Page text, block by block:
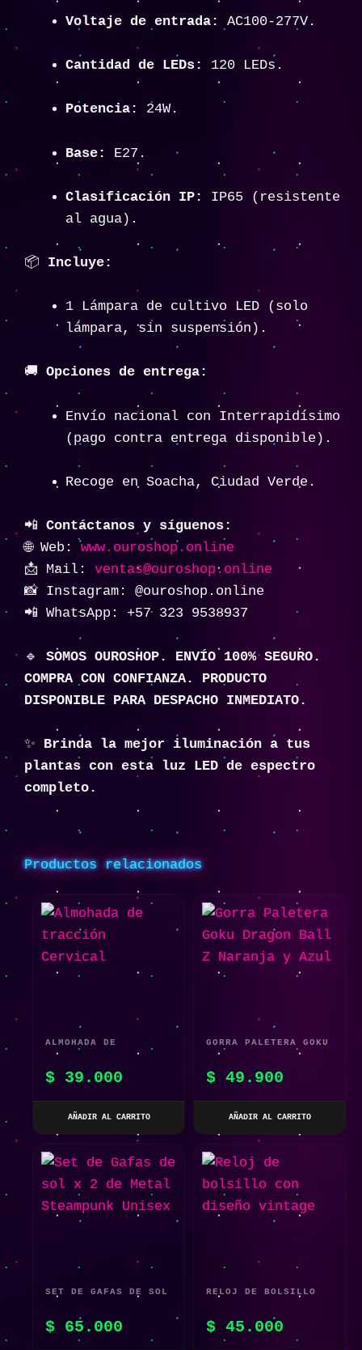
Voltaje de entrada: AC100-277V.
Cantidad de LEDs: 120 LEDs.
Potencia: 24W.
Base: E27.
Clasificación IP:
IP65 (resistente
al agua).
📦 Incluye:
1 Lámpara de cultivo LED (solo
lámpara, sin suspensión).
🚚 Opciones de entrega:
Envío nacional con Interrapidísimo
(pago contra entrega disponible).
Recoge en Soacha, Ciudad Verde.
📲 Contáctanos y síguenos:
🌐 Web:www.ouroshop.online
📩 Mail: ventas@ouroshop.online
📸 Instagram: @ouroshop.online
📲 WhatsApp: +57 323 9538937
🔹 SOMOS OUROSHOP. ENVÍO 100% SEGURO.
COMPRA CON CONFIANZA. PRODUCTO
DISPONIBLE PARA DESPACHO INMEDIATO.
✨ Brinda la mejor iluminación a tus
plantas con esta luz LED de espectro
completo.
Productos relacionados
ALMOHADA DE
$ 39.000
AÑADIR AL CARRITO
GORRA PALETERA GOKU
NARANJA Y AZUL
$ 49.900
AÑADIR AL CARRITO
SET DE GAFAS DE SOL
STEAMPUNK UNISEX
$ 65.000
RELOJ DE BOLSILLO
$ 45.000